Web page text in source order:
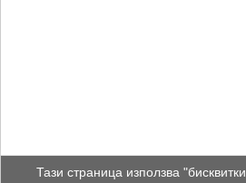
Тази страница използва